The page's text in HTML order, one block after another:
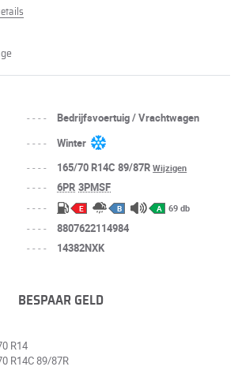
----
Bedrijfsvoertuig / Vrachtwagen
----
Winter
---- 165/70 R14C 89/87RWijzigen
---- 6PR 3PMSF
---- E B A 69 db
----
8807622114984
---- 14382NXK
BESPAAR GELD
R14
R14C 89/87R